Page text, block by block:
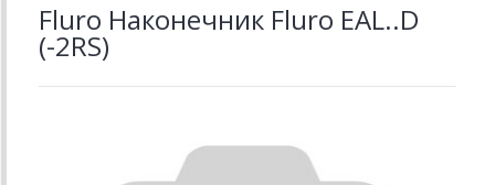
Fluro Наконечник Fluro EAL..D
(-2RS)